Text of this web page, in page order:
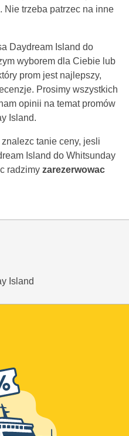
Nie trzeba patrzec na inne
Daydream Island do
wyborem dla Ciebie lub
prom jest najlepszy,
Prosimy wszystkich
opinii na temat promów
Island.
tanie ceny, jesli
Island do Whitsunday
radzimy zarezerwowac
Island